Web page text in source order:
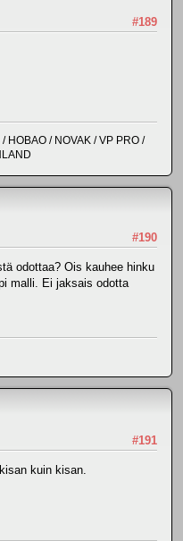
#189
HOBAO / NOVAK / VP PRO /
#190
odottaa? Ois kauhee hinku
malli. Ei jaksais odotta
#191
kuin kisan.